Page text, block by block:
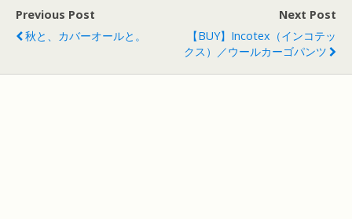
Previous Post
秋と、カバーオールと。
Next Post
【BUY】Incotex（インコテッ
クス）／ウールカーゴパンツ